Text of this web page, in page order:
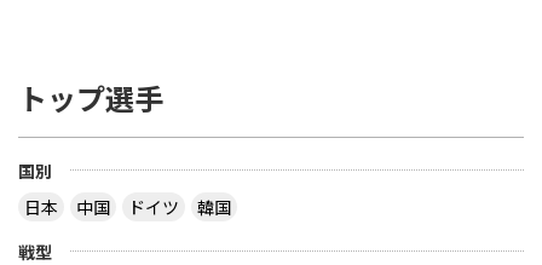
トップ選手
国別
日本
中国 ドイツ
韓国
戦型